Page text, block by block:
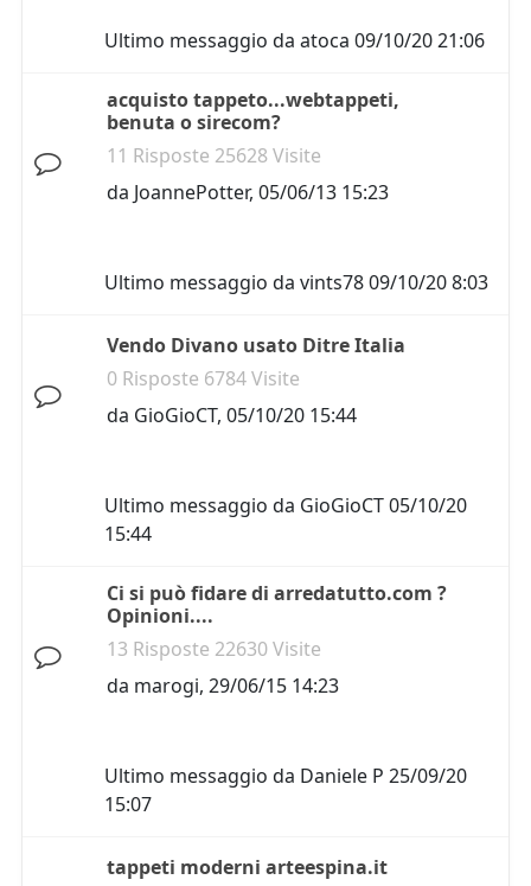
Ultimo messaggio da atoca 09/10/20 21:06
acquisto tappeto...webtappeti,
benuta o sirecom?
11 Risposte 25628 Visite
da JoannePotter, 05/06/13 15:23
Ultimo messaggio da vints7809/10/20 8:03
Vendo Divano usato Ditre Italia
0 Risposte 6784 Visite
da GioGioCT, 05/10/20 15:44
Ultimo messaggio da GioGioCT05/10/20
15:44
Ci si può fidare di arredatutto.com ?
Opinioni....
13 Risposte 22630 Visite
da marogi, 29/06/15 14:23
Ultimo messaggio da Daniele P 25/09/20
15:07
tappeti moderni arteespina.it